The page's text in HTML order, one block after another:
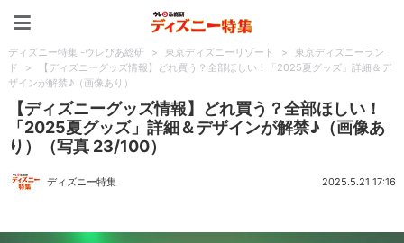
ディズニー特集 -ウレぴあ総研 > 東京ディズニーリゾート >
東京ディズニーラン
ド
>
【ディズニーグッズ情報】どれ買う？全部ほしい！「2025夏グッズ」詳細＆デ
ザインが解禁♪（画像あり）
【ディズニーグッズ情報】どれ買う？全部ほしい！
「2025夏グッズ」詳細＆デザインが解禁♪（画像あ
り）（写真 23/100）
ディズニー特集 2025.5.21 17:16